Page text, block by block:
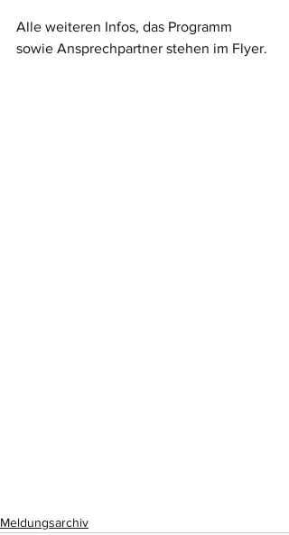
Alle weiteren Infos, das Programm
sowie Ansprechpartner stehen im Flyer.
Meldungsarchiv